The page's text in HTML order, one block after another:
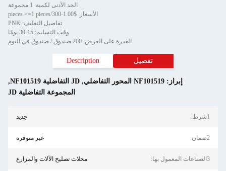
الحد الأدنى لكمية: 1 مجموعة
الأسعار: $1.00-300/pieces >=1 pieces
تفاصيل التغليف: PNK
وقت التسليم: 15-30 يومًا
القدرة على العرض: 200 صندوق / صندوق في اليوم
تفصيل Description
إبراز: NF101519 المحور التفاضلي , JD التفاضلية NF101519
,
المجموعة التفاضلية JD
1شرط: جديد
2ضمان: غير متوفره
3الصناعات المعمول بها: محلات تصليح الآلات والمزارع